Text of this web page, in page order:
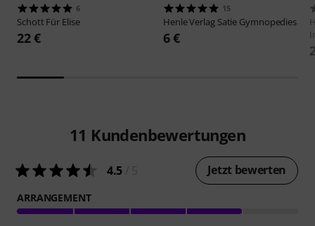
6
Schott Für Elise
22 €
15
Henle Verlag Satie Gymnopedies
6 €
11 Kundenbewertungen
4.5 Jetzt bewerten
ARRANGEMENT